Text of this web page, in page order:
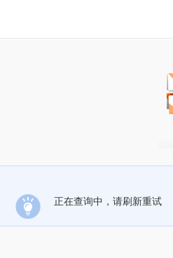
正在查询中，请刷新重试